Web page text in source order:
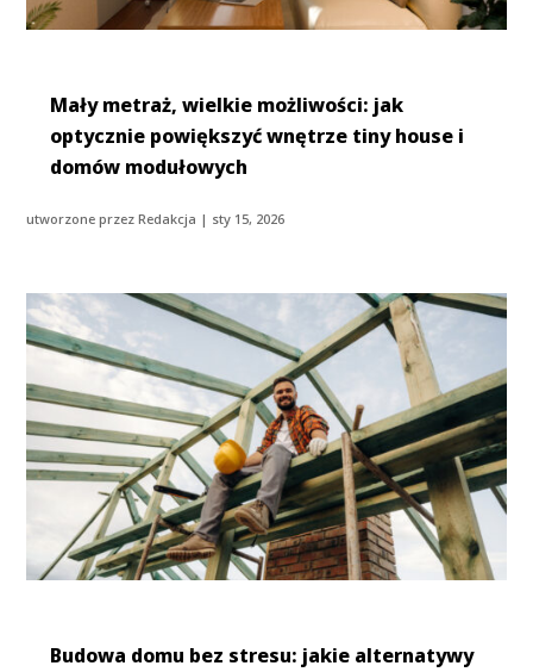
Mały metraż, wielkie możliwości: jak
optycznie powiększyć wnętrze tiny house i
domów modułowych
utworzone przezRedakcja | sty 15, 2026
Budowa domu bez stresu: jakie alternatywy